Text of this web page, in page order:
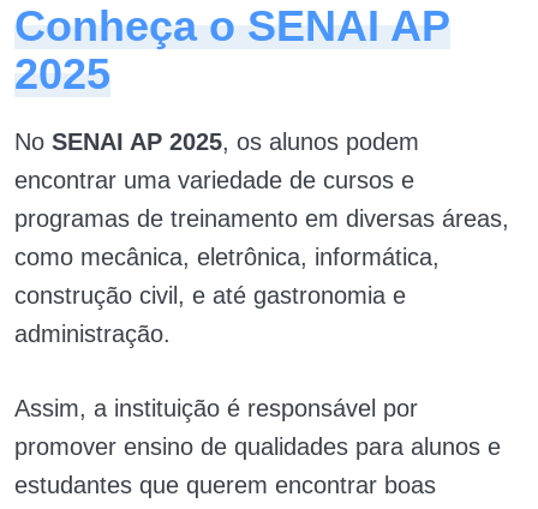
Conheça o SENAI AP
2025
No SENAI AP 2025, os alunos podem
encontrar uma variedade de cursos e
programas de treinamento em diversas áreas,
como mecânica, eletrônica, informática,
construção civil, e até gastronomia e
administração.
Assim, a instituição é responsável por
promover ensino de qualidades para alunos e
estudantes que querem encontrar boas